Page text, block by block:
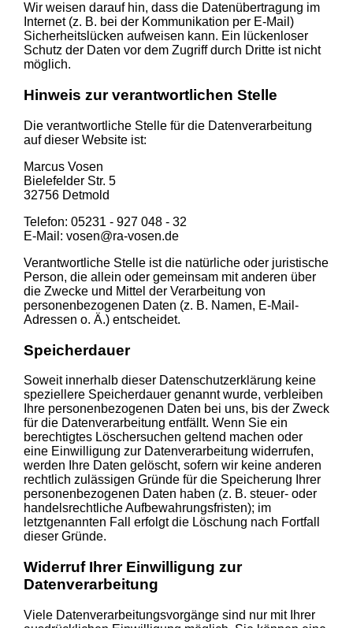
Wir weisen darauf hin, dass die Datenübertragung im
Internet (z. B. bei der Kommunikation per E-Mail)
Sicherheitslücken aufweisen kann. Ein lückenloser
Schutz der Daten vor dem Zugriff durch Dritte ist nicht
möglich.
Hinweis zur verantwortlichen Stelle
Die verantwortliche Stelle für die Datenverarbeitung
auf dieser Website ist:
Marcus Vosen
Bielefelder Str. 5
32756 Detmold
Telefon: 05231 - 927 048 - 32
E-Mail: vosen@ra-vosen.de
Verantwortliche Stelle ist die natürliche oder juristische
Person, die allein oder gemeinsam mit anderen über
die Zwecke und Mittel der Verarbeitung von
personenbezogenen Daten (z. B. Namen, E-Mail-
Adressen o. Ä.) entscheidet.
Speicherdauer
Soweit innerhalb dieser Datenschutzerklärung keine
speziellere Speicherdauer genannt wurde, verbleiben
Ihre personenbezogenen Daten bei uns, bis der Zweck
für die Datenverarbeitung entfällt. Wenn Sie ein
berechtigtes Löschersuchen geltend machen oder
eine Einwilligung zur Datenverarbeitung widerrufen,
werden Ihre Daten gelöscht, sofern wir keine anderen
rechtlich zulässigen Gründe für die Speicherung Ihrer
personenbezogenen Daten haben (z. B. steuer- oder
handelsrechtliche Aufbewahrungsfristen); im
letztgenannten Fall erfolgt die Löschung nach Fortfall
dieser Gründe.
Widerruf Ihrer Einwilligung zur
Datenverarbeitung
Viele Datenverarbeitungsvorgänge sind nur mit Ihrer